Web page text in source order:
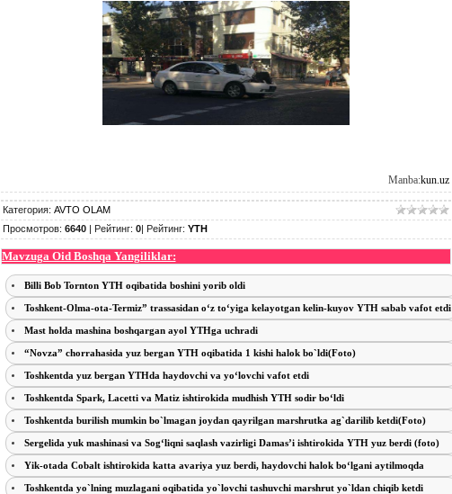
Manba:kun.uz
Категория: AVTO OLAM
Просмотров: 6640| Рейтинг: 0| Рейтинг: YTH
Mavzuga Oid Boshqa Yangiliklar:
Billi Bob Tornton YTH oqibatida boshini yorib oldi
Toshkent-Olma-ota-Termiz” trassasidan o‘z to‘yiga kelayotgan kelin-kuyov YTH sabab vafot etdi
Mast holda mashina boshqargan ayol YTHga uchradi
“Novza” chorrahasida yuz bergan YTH oqibatida 1 kishi halok bo`ldi(Foto)
Toshkentda yuz bergan YTHda haydovchi va yo‘lovchi vafot etdi
Toshkentda Spark, Lacetti va Matiz ishtirokida mudhish YTH sodir bo‘ldi
Toshkentda burilish mumkin bo`lmagan joydan qayrilgan marshrutka ag`darilib ketdi(Foto)
Sergelida yuk mashinasi va Sog‘liqni saqlash vazirligi Damas’i ishtirokida YTH yuz berdi (foto)
Yik-otada Cobalt ishtirokida katta avariya yuz berdi, haydovchi halok bo‘lgani aytilmoqda
Toshkentda yo`lning muzlagani oqibatida yo`lovchi tashuvchi marshrut yo`ldan chiqib ketdi